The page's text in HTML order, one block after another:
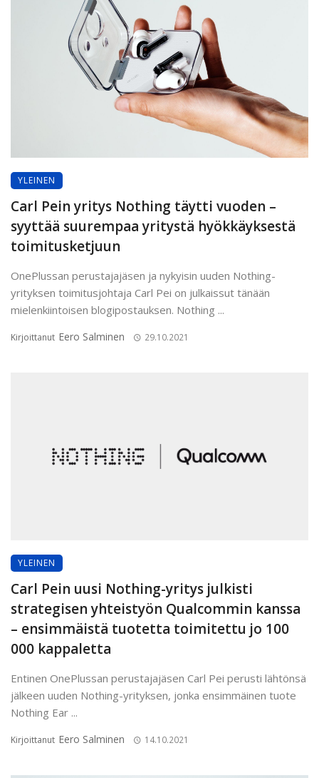
YLEINEN
Carl Pein yritys Nothing täytti vuoden –
syyttää suurempaa yritystä hyökkäyksestä
toimitusketjuun
OnePlussan perustajajäsen ja nykyisin uuden Nothing-
yrityksen toimitusjohtaja Carl Pei on julkaissut tänään
mielenkiintoisen blogipostauksen. Nothing ...
Kirjoittanut Eero Salminen 29.10.2021
YLEINEN
Carl Pein uusi Nothing-yritys julkisti
strategisen yhteistyön Qualcommin kanssa
– ensimmäistä tuotetta toimitettu jo 100
000 kappaletta
Entinen OnePlussan perustajajäsen Carl Pei perusti lähtönsä
jälkeen uuden Nothing-yrityksen, jonka ensimmäinen tuote
Nothing Ear ...
Kirjoittanut Eero Salminen 14.10.2021